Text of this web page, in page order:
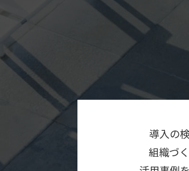
導入の
組織づ